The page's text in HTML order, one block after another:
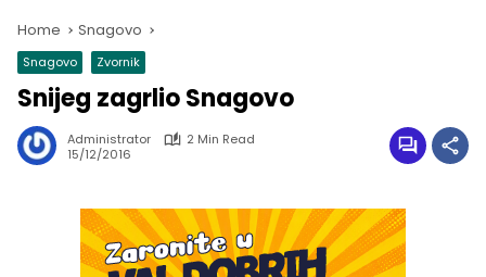
Home Snagovo
Snagovo Zvornik
Snijeg zagrlio Snagovo
Administrator
2 Min Read
15/12/2016